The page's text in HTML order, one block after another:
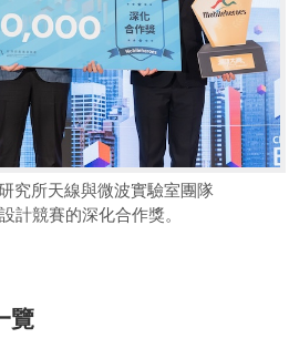
究所天線與微波實驗室團隊
計競賽的深化合作獎。
覽